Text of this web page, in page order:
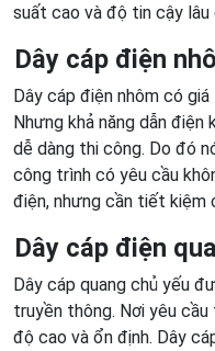
suất cao và độ tin cậy lâu
Dây cáp điện
Dây cáp điện nhôm có
Nhưng khả năng dẫn điện
dễ dàng thi công. Do đó
công trình có yêu cầu
điện, nhưng cần tiết kiệm
Dây cáp điện
Dây cáp quang chủ yếu
truyền thông. Nơi yêu
độ cao và ổn định. Dây